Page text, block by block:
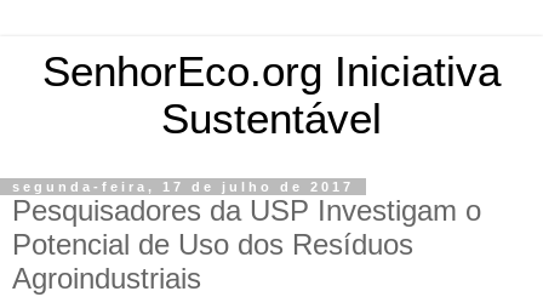
SenhorEco.org Iniciativa
Sustentável
segunda-feira, 17 de julho de 2017
Pesquisadores da USP Investigam o
Potencial de Uso dos Resíduos
Agroindustriais